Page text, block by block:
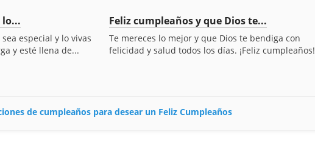
lo...
especial y lo vivas
y esté llena de...
Feliz cumpleaños y que Dios te...
Te mereces lo mejor y que Dios te bendiga con
felicidad y salud todos los días. ¡Feliz cumpleaños!
de cumpleaños para desear un Feliz Cumpleaños